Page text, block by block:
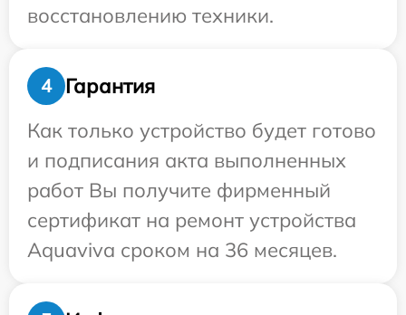
восстановлению техники.
4
Гарантия
Как только устройство будет готово
и подписания акта выполненных
работ Вы получите фирменный
сертификат на ремонт устройства
Aquaviva сроком на 36 месяцев.